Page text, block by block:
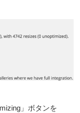
」ボタンを